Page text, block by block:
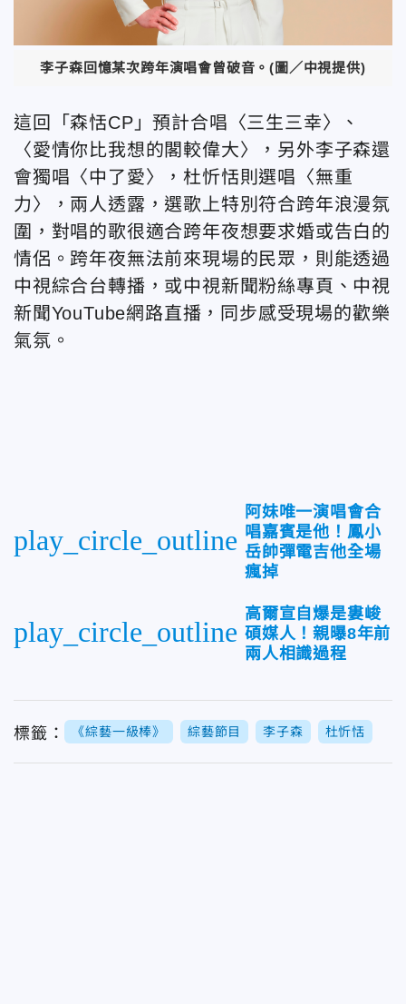
李子森回憶某次跨年演唱會曾破音。(圖／中視提供)
這回「森恬CP」預計合唱〈三生三幸〉、
〈愛情你比我想的閣較偉大〉，另外李子森還
會獨唱〈中了愛〉，杜忻恬則選唱〈無重
力〉，兩人透露，選歌上特別符合跨年浪漫氛
圍，對唱的歌很適合跨年夜想要求婚或告白的
情侶。跨年夜無法前來現場的民眾，則能透過
中視綜合台轉播，或中視新聞粉絲專頁、中視
新聞YouTube網路直播，同步感受現場的歡樂
氣氛。
play_circle_outline
阿妹唯一演唱會合
唱嘉賓是他！鳳小
岳帥彈電吉他全場
瘋掉
play_circle_outline
高爾宣自爆是婁峻
碩媒人！親曝8年前
兩人相識過程
標籤： 《綜藝一級棒》 綜藝節目 李子森 杜忻恬